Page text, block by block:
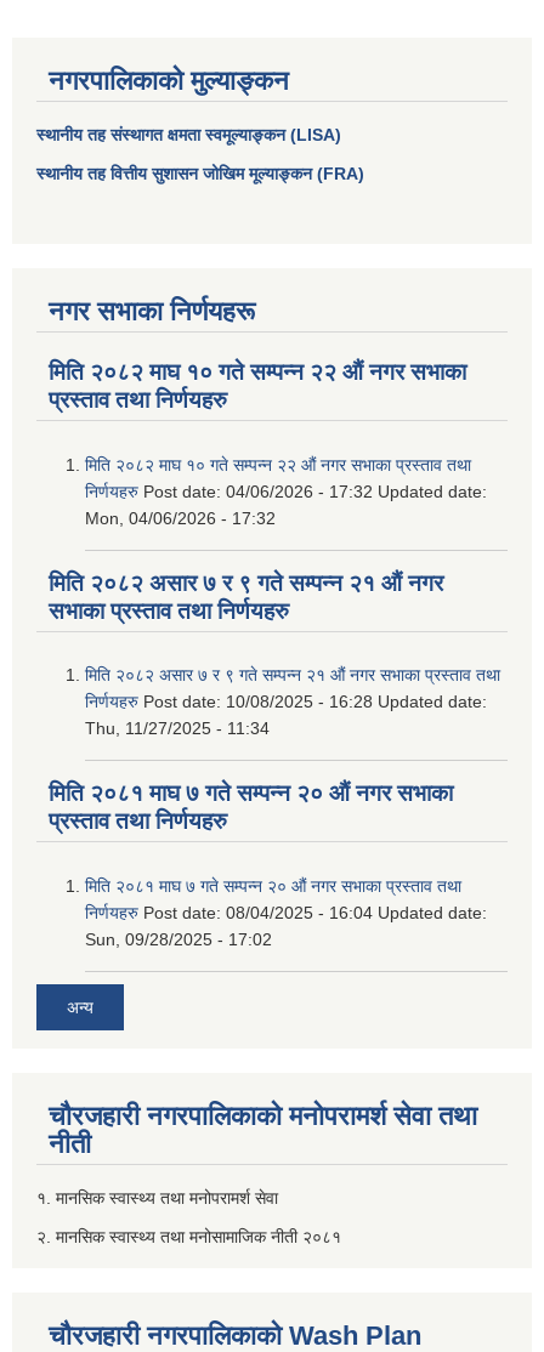
नगरपालिकाको मुल्याङ्कन
स्थानीय तह संस्थागत क्षमता स्वमूल्याङ्कन (LISA)
स्थानीय तह वित्तीय सुशासन जोखिम मूल्याङ्कन (FRA)
नगर सभाका निर्णयहरू
मिति २०८२ माघ १० गते सम्पन्न २२ औं नगर सभाका
प्रस्ताव तथा निर्णयहरु
मिति २०८२ माघ १० गते सम्पन्न २२ औं नगर सभाका प्रस्ताव तथा
निर्णयहरु Post date: 04/06/2026 - 17:32 Updated date:
Mon, 04/06/2026 - 17:32
मिति २०८२ असार ७ र ९ गते सम्पन्न २१ औं नगर
सभाका प्रस्ताव तथा निर्णयहरु
मिति २०८२ असार ७ र ९ गते सम्पन्न २१ औं नगर सभाका प्रस्ताव तथा
निर्णयहरु Post date: 10/08/2025 - 16:28 Updated date:
Thu, 11/27/2025 - 11:34
मिति २०८१ माघ ७ गते सम्पन्न २० औं नगर सभाका
प्रस्ताव तथा निर्णयहरु
मिति २०८१ माघ ७ गते सम्पन्न २० औं नगर सभाका प्रस्ताव तथा
निर्णयहरु Post date: 08/04/2025 - 16:04 Updated date:
Sun, 09/28/2025 - 17:02
अन्य
चौरजहारी नगरपालिकाको मनोपरामर्श सेवा तथा
नीती
१. मानसिक स्वास्थ्य तथा मनोपरामर्श सेवा
२. मानसिक स्वास्थ्य तथा मनोसामाजिक नीती २०८१
चौरजहारी नगरपालिकाको Wash Plan